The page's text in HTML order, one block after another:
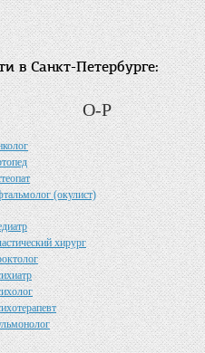
в Санкт-Петербурге:
О-Р
(окулист)
хирург